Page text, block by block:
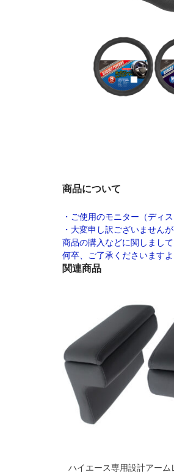
商品について
・ご使用のモニター（ディ
・大変申し訳ございません
商品の購入などに関しまして
何卒、ご了承くださいます
関連商品
ハイエース専用設計アーム